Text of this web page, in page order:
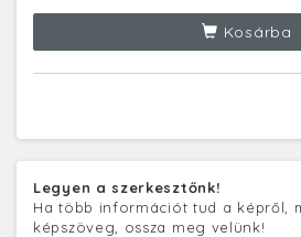
Kosárba
Legyen a szerkesztőnk!
Ha több információt tud a képről,
képszöveg, ossza meg velünk!